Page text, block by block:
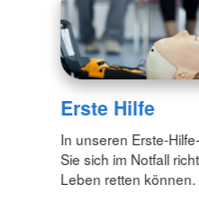
Erste Hilfe
In unseren Erste-
Sie sich im Notfall
Leben retten können.